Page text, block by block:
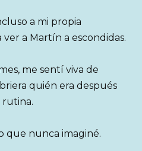
a mi propia
a Martín a escondidas.
me sentí viva de
quién era después
rutina.
que nunca imaginé.